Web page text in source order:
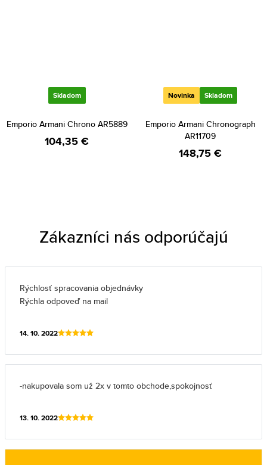
Skladom
Emporio Armani Chrono AR5889
104,35 €
Novinka Skladom
Emporio Armani Chronograph
AR11709
148,75 €
Zákazníci nás odporúčajú
Rýchlosť spracovania objednávky
Rýchla odpoveď na mail
14. 10. 2022
-nakupovala som už 2x v tomto obchode,spokojnosť
13. 10. 2022